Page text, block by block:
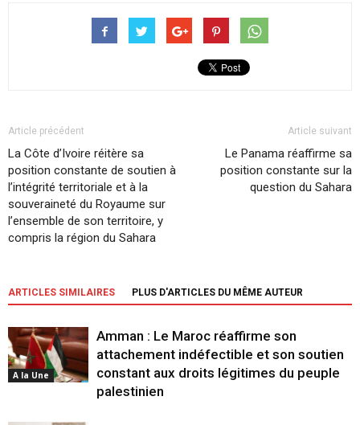
Article précédent
La Côte d’Ivoire réitère sa
position constante de soutien à
l’intégrité territoriale et à la
souveraineté du Royaume sur
l’ensemble de son territoire, y
compris la région du Sahara
Article suivant
Le Panama réaffirme sa
position constante sur la
question du Sahara
ARTICLES SIMILAIRES PLUS D'ARTICLES DU MÊME AUTEUR
A la Une
Amman : Le Maroc réaffirme son
attachement indéfectible et son soutien
constant aux droits légitimes du peuple
palestinien